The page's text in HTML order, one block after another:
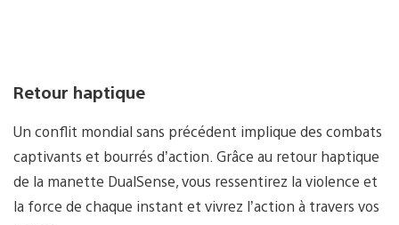
Retour haptique
Un conflit mondial sans précédent implique des combats
captivants et bourrés d’action. Grâce au retour haptique
de la manette DualSense, vous ressentirez la violence et
la force de chaque instant et vivrez l’action à travers vos